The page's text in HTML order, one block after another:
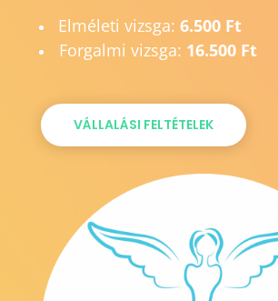
Elméleti vizsga: 6.500 Ft
Forgalmi vizsga: 16.500 Ft
VÁLLALÁSI FELTÉTELEK